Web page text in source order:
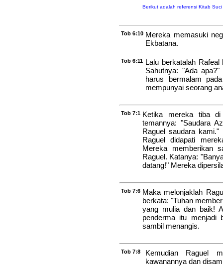
Berikut adalah referensi Kitab
Tob 6:10 Mereka memasuki
Ekbatana.
Tob 6:11 Lalu berkatalah Rafeal
Sahutnya: "Ada
harus bermalam
mempunyai seorang
Tob 7:1 Ketika mereka tiba di
temannya: "Saudara
Raguel saudara
Raguel didapati
Mereka memberikan
Raguel. Katanya:
datang!" Mereka
Tob 7:6 Maka melonjaklah
berkata: "Tuhan
yang mulia dan baik!
penderma itu menjadi
sambil menangis.
Tob 7:8
Kemudian Raguel
kawanannya dan